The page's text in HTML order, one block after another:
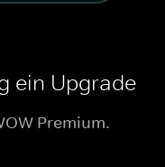
ein Upgrade
Premium.